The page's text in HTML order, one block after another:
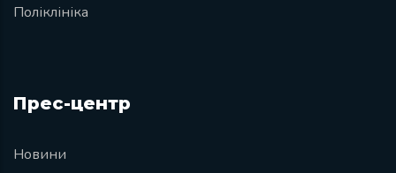
Поліклініка
Прес-центр
Новини